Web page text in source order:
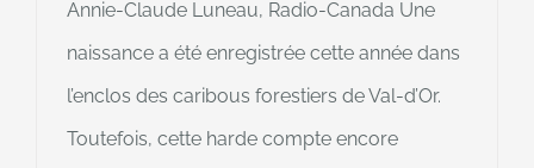
Annie-Claude Luneau, Radio-Canada Une
naissance a été enregistrée cette année dans
l’enclos des caribous forestiers de Val-d’Or.
Toutefois, cette harde compte encore